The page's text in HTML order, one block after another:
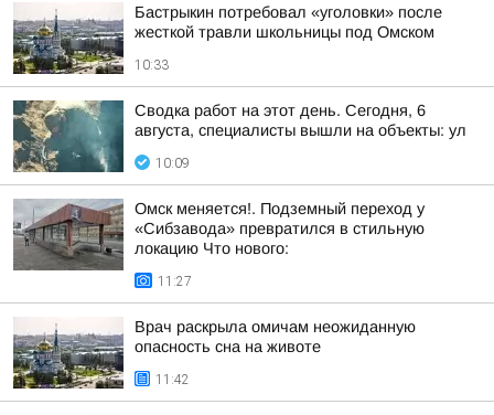
Бастрыкин потребовал «уголовки» после
жесткой травли школьницы под Омском
10:33
Сводка работ на этот день. Сегодня, 6
августа, специалисты вышли на объекты: ул
10:09
Омск меняется!. Подземный переход у
«Сибзавода» превратился в стильную
локацию Что нового:
11:27
Врач раскрыла омичам неожиданную
опасность сна на животе
11:42